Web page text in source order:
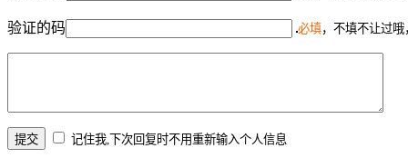
验证的码 必填，不填不让过
记住我,下次回复时不用重新输入个人信息